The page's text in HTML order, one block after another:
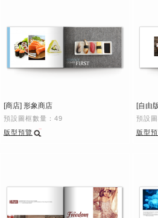
[商店] 形象商店
預設圖框數量：49
版型預覽
[自由
預設
版型